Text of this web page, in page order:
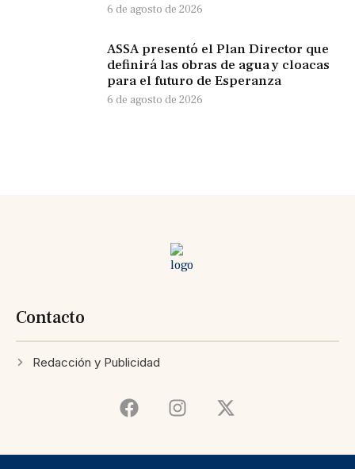
6 de agosto de 2026
ASSA presentó el Plan Director que
definirá las obras de agua y cloacas
para el futuro de Esperanza
6 de agosto de 2026
Contacto
Redacción y Publicidad